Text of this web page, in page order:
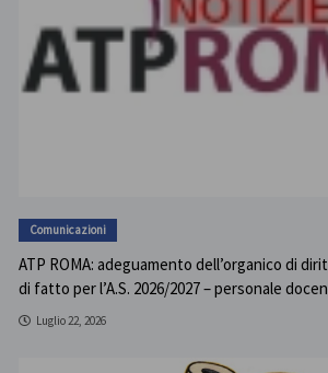
Comunicazioni
ATP ROMA: adeguamento dell’organico di
di fatto per l’A.S. 2026/2027 – personale
Luglio 22, 2026